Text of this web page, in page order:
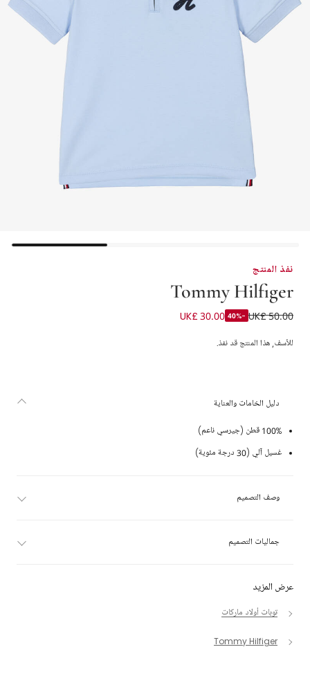
نفذ المنتج
Tommy Hilfiger
قميص بولو بسحاب لون أزرق فاتح للأولاد
UK£ 50.00
-40%
UK£ 30.00
للأسف, هذا المنتج قد نفذ.
عرض المزيد
توبات أولاد ماركات
Tommy Hilfiger
دليل الخامات والعناية
100% قطن (جيرسي ناعم)
غسيل آلي (30 درجة مئوية)
وصف التصميم
جماليات التصميم